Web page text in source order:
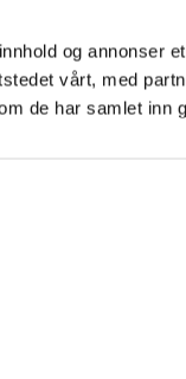
og annonser
vårt, med
de har samlet